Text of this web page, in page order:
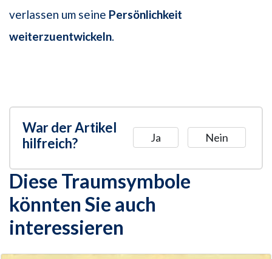
verlassen um seine Persönlichkeit
weiterzuentwickeln
War der Artikel
hilfreich?
Ja Nein
Diese Traumsymbole
könnten Sie auch
interessieren